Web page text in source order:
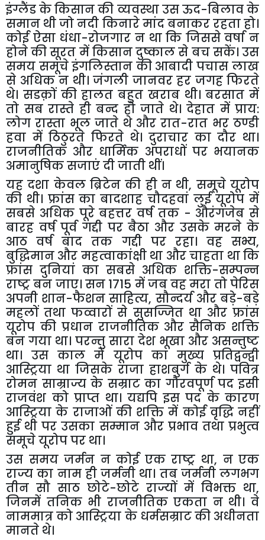
इंग्लैंडकेकिसानकी व्यवस्थाउसऊद-बिलावके
समान थीजोनदी किनारेमांदबनाकररहताहो।
कोई ऐसा धंधा-रोजगार न था कि जिससे वर्षा न
होनेकीसूरत मेंकिसानदुष्कालसे बचसकें। उस
समय समूचे इंगलिस्तान की आबादी पचास लाख
से अधिक न थी। जंगली जानवर हर जगह फिरते
थे। सडक़ों की हालत बहुत खराब थी। बरसात में
तो सब रास्ते ही बन्द हो जाते थे। देहात में प्राय:
लोग रास्ता भूल जाते थे और रात-रात भर ठण्डी
हवा में ठिठुरते फिरते थे। दुराचार का दौर था।
राजनीतिक और धार्मिक अपराधों पर भयानक
अमानुषिकसजाएंदीजाती थीं।
यह दशा केवल ब्रिटेन की ही न थी, समूचे यूरोप
की थी। फ्रांस का बादशाह चौदहवां लुई यूरोप में
सबसे अधिक पूरे बहत्तर वर्ष तक- औरंगजेब से
बारह वर्ष पूर्व गद्दी पर बैठा और उसके मरने के
आठ वर्ष बाद तक गद्दी पर रहा। वह सभ्य,
बुद्धिमान और महत्वाकांक्षी था औरचाहता थाकि
फ्रांस दुनियां का सबसे अधिक शक्ति-सम्पन्न
राष्ट्रबन जाए। सन1715 मेंजबवहमरा तोपेरिस
अपनी शान-फैशन साहित्य, सौन्दर्य और बड़े-बड़े
महलों तथा फव्वारों से सुसज्जित था और फ्रांस
यूरोप की प्रधान राजनीतिक और सैनिक शक्ति
बन गया था। परन्तु सारा देश भूखा और असन्तुष्ट
था। उस काल में यूरोप का मुख्य प्रतिद्वन्द्वी
आस्ट्रिया था जिसके राजा हाशबुर्ग के थे। पवित्र
रोमन साम्राज्य के सम्राट का गौरवपूर्ण पद इसी
राजवंश को प्राप्त था। यद्यपि इस पद के कारण
आस्ट्रिया के राजाओं की शक्ति में कोई वृद्धि नहीं
हुई थी पर उसका सम्मान और प्रभाव तथा प्रभुत्व
समूचेयूरोपपर था।
उस समय जर्मन न कोई एक राष्ट्र था, न एक
राज्य का नाम ही जर्मनी था। तब जर्मनी लगभग
तीन सौ साठ छोटे-छोटे राज्यों में विभक्त था,
जिनमें तनिक भी राजनीतिक एकता न थी। वे
नाममात्रको आस्ट्रिया के धर्मसम्राटकी अधीनता
मानते थे।